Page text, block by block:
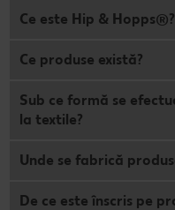
Ce este Hip & Hopps®?
Ce produse există?
Sub ce formă se
la textile?
Unde se fabrică
De ce este înscris pe